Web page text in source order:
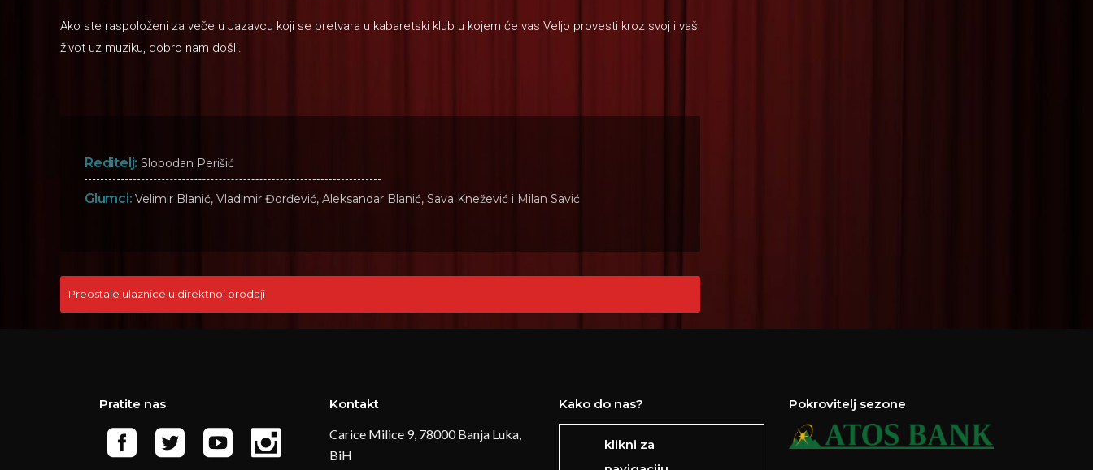
Ako ste raspoloženi za veče u Jazavcu koji se pretvara u kabaretski klub u kojem će vas Veljo provesti kroz svoj i vaš
život uz muziku, dobro nam došli.
Reditelj: Slobodan Perišić
Glumci:Velimir Blanić, Vladimir Đorđević, Aleksandar Blanić, Sava Knežević i Milan Savić
Preostale ulaznice u direktnoj prodaji
Pratite nas
Kontakt
Carice Milice 9, 78000 Banja Luka,
BiH
Kako do nas?
klikni za
Pokrovitelj sezone